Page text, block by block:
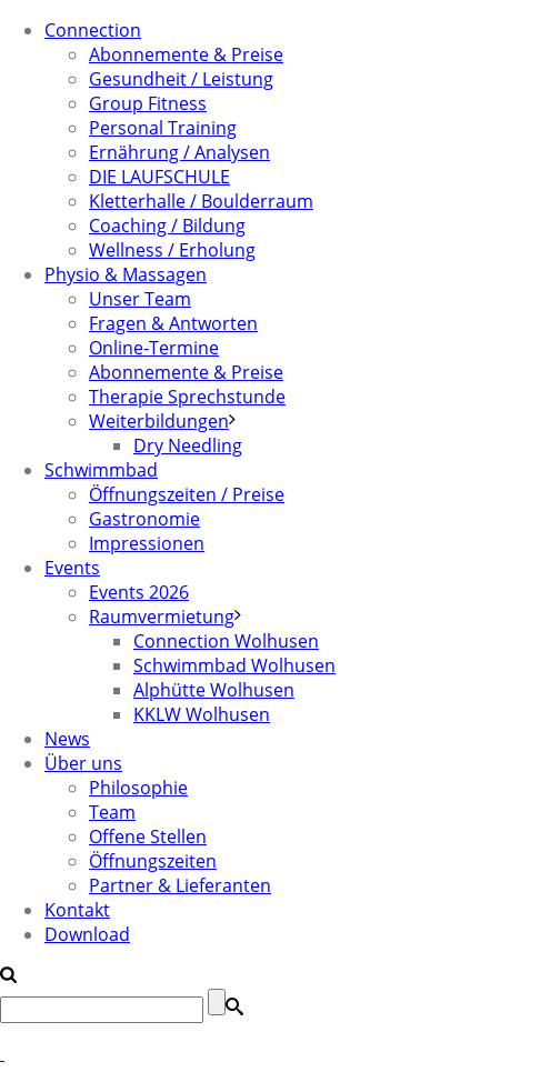
Connection
Abonnemente & Preise
Gesundheit / Leistung
Group Fitness
Personal Training
Ernährung / Analysen
DIE LAUFSCHULE
Kletterhalle / Boulderraum
Coaching / Bildung
Wellness / Erholung
Physio & Massagen
Unser Team
Fragen & Antworten
Online-Termine
Abonnemente & Preise
Therapie Sprechstunde
Weiterbildungen
Dry Needling
Schwimmbad
Öffnungszeiten / Preise
Gastronomie
Impressionen
Events
Events 2026
Raumvermietung
Connection Wolhusen
Schwimmbad Wolhusen
Alphütte Wolhusen
KKLW Wolhusen
News
Über uns
Philosophie
Team
Offene Stellen
Öffnungszeiten
Partner & Lieferanten
Kontakt
Download